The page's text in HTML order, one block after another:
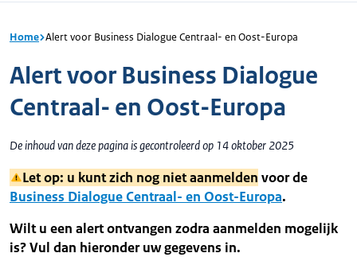
Home Alert voor Business Dialogue Centraal- en Oost-Europa
Alert voor Business Dialogue
Centraal- en Oost-Europa
De inhoud van deze pagina is gecontroleerd op 14 oktober 2025
Let op: u kunt zich nog niet aanmelden voor de
Business Dialogue Centraal- en Oost-Europa.
Wilt u een alert ontvangen zodra aanmelden mogelijk
is? Vul dan hieronder uw gegevens in.